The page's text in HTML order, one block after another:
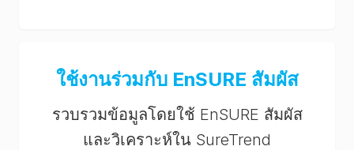
ใช้งานร่วมกับ EnSURE สัมผัส
รวบรวมข้อมูลโดยใช้ EnSURE สัมผัส
และวิเคราะห์ใน SureTrend